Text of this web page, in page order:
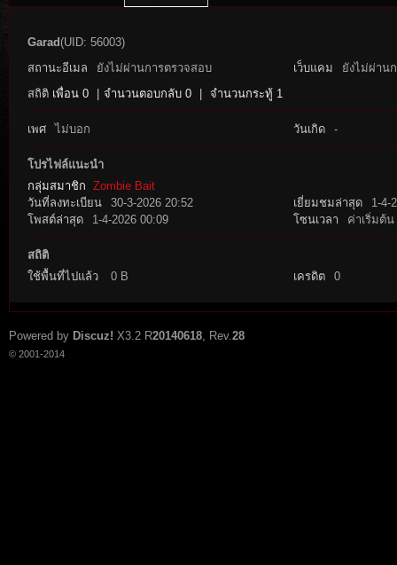
Garad(UID: 56003)
สถานะอีเมล
ยังไม่ผ่านการตรวจสอบ เว็บแคม
ยังไม่ผ่าน
สถิติ เพื่อน 0 จำนวนตอบกลับ 0 จำนวนกระทู้ 1
เพศ ไม่บอก วันเกิด -
โปรไฟล์แนะนำ
กลุ่มสมาชิก Zombie Bait
วันที่ลงทะเบียน
30-3-2026 20:52 เยี่ยมชมล่าสุด
1-4-
โพสต์ล่าสุด
1-4-2026 00:09 โซนเวลา ค่าเริ่มต้น
สถิติ
ใช้พื้นที่ไปแล้ว
0 B เครดิต 0
Powered by Discuz! X3.2 R20140618, Rev.28
© 2001-2014